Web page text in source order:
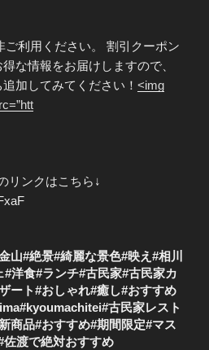
利用ください。 割引クーポン
な情報をお届けしますので、
加してみてください！ <img
リンクはこちら↓
山#絶景#綺麗な景色#映え#相川
洋食#ランチ#古民家#古民家カ
ート#おしゃれ#癒し#おすすめ
古民家レスト
商品#おすすめ#期間限定#マス
佐渡で絶対おすすめ